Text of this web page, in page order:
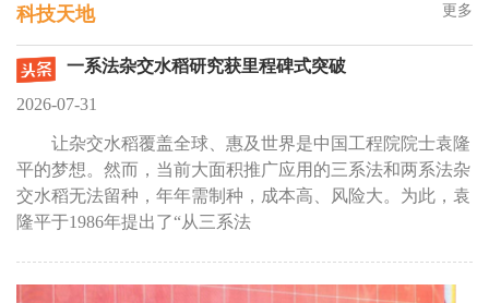
科技天地 更多
一系法杂交水稻研究获里程碑式突破
2026-07-31
让杂交水稻覆盖全球、惠及世界是中国工程院院士袁隆
平的梦想。然而，当前大面积推广应用的三系法和两系法杂
交水稻无法留种，年年需制种，成本高、风险大。为此，袁
隆平于1986年提出了“从三系法